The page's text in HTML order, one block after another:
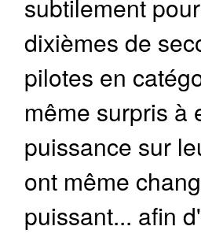
subtilement
dixièmes de
pilotes en
même surpris à
puissance sur
ont même
puissant... afin